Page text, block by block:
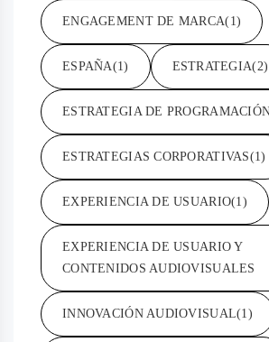
ENGAGEMENT DE MARCA(1)
ESPAÑA(1) ESTRATEGIA(2)
ESTRATEGIA DE
ESTRATEGIAS CORPORATIVAS(1)
EXPERIENCIA DE USUARIO(1)
EXPERIENCIA DE USUARIO Y
CONTENIDOS AUDIOVISUALES
INNOVACIÓN AUDIOVISUAL(1)